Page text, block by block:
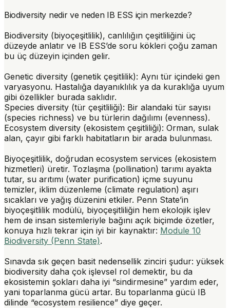
Biodiversity nedir ve neden IB ESS için merkezde?
Biodiversity (biyoçeşitlilik), canlılığın çeşitliliğini üç
düzeyde anlatır ve IB ESS’de soru kökleri çoğu zaman
bu üç düzeyin içinden gelir.
Genetic diversity (genetik çeşitlilik): Aynı tür içindeki gen
varyasyonu. Hastalığa dayanıklılık ya da kuraklığa uyum
gibi özellikler burada saklıdır.
Species diversity (tür çeşitliliği): Bir alandaki tür sayısı
(species richness) ve bu türlerin dağılımı (evenness).
Ecosystem diversity (ekosistem çeşitliliği): Orman, sulak
alan, çayır gibi farklı habitatların bir arada bulunması.
Biyoçeşitlilik, doğrudan ecosystem services (ekosistem
hizmetleri) üretir. Tozlaşma (pollination) tarımı ayakta
tutar, su arıtımı (water purification) içme suyunu
temizler, iklim düzenleme (climate regulation) aşırı
sıcakları ve yağış düzenini etkiler. Penn State’in
biyoçeşitlilik modülü, biyoçeşitliliğin hem ekolojik işlev
hem de insan sistemleriyle bağını açık biçimde özetler,
konuya hızlı tekrar için iyi bir kaynaktır: Module 10
Biodiversity (Penn State).
Sınavda sık geçen basit nedensellik zinciri şudur: yüksek
biodiversity daha çok işlevsel rol demektir, bu da
ekosistemin şokları daha iyi “sindirmesine” yardım eder,
yani toparlanma gücü artar. Bu toparlanma gücü IB
dilinde “ecosystem resilience” diye geçer.